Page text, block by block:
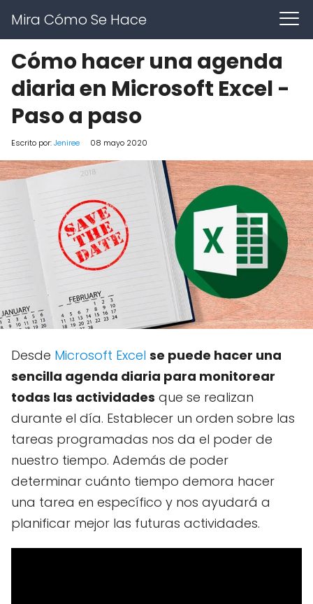
Mira Cómo Se Hace
Cómo hacer una agenda
diaria en Microsoft Excel -
Paso a paso
Escrito por:Jeniree 08 mayo 2020
Desde Microsoft Excel se puede hacer una
sencilla agenda diaria para monitorear
todas las actividades que se realizan
durante el día. Establecer un orden sobre las
tareas programadas nos da el poder de
nuestro tiempo. Además de poder
determinar cuánto tiempo demora hacer
una tarea en específico y nos ayudará a
planificar mejor las futuras actividades.